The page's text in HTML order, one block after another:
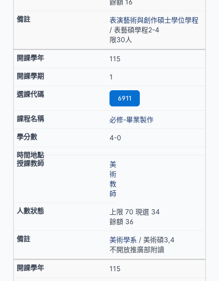
餘額 16
表演藝術與創作碩士學位學程
/ 表藝碩學程2-4
限30人
115
1
6911
必修-畢業製作
4-0
美
術
教
師
上限 70 現選 34
餘額 36
美術學系 / 美術碩3,4
不開放推廣部附讀
115